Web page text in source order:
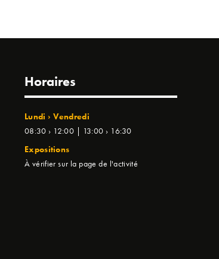
Horaires
Lundi › Vendredi
08:30 › 12:00 | 13:00 › 16:30
Expositions
À vérifier sur la page de l'activité